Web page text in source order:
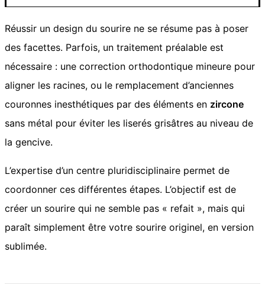
Réussir un design du sourire ne se résume pas à poser
des facettes. Parfois, un traitement préalable est
nécessaire : une correction orthodontique mineure pour
aligner les racines, ou le remplacement d’anciennes
couronnes inesthétiques par des éléments en zircone
sans métal pour éviter les liserés grisâtres au niveau de
la gencive.
L’expertise d’un centre pluridisciplinaire permet de
coordonner ces différentes étapes. L’objectif est de
créer un sourire qui ne semble pas « refait », mais qui
paraît simplement être votre sourire originel, en version
sublimée.